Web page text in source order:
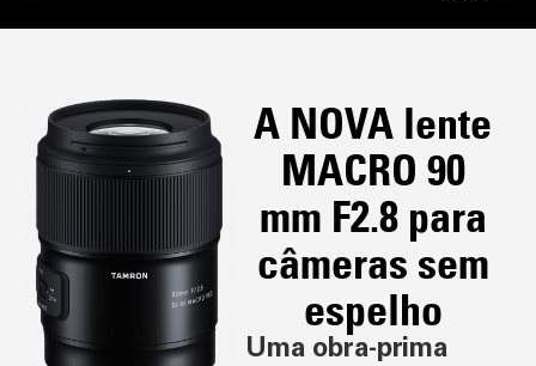
A NOVA lente
MACRO 90
mm F2.8 para
câmeras sem
espelho
Uma obra-prima